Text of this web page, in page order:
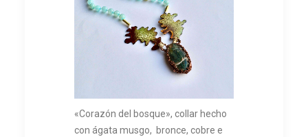
«Corazón del bosque», collar hecho
con ágata musgo, bronce, cobre e